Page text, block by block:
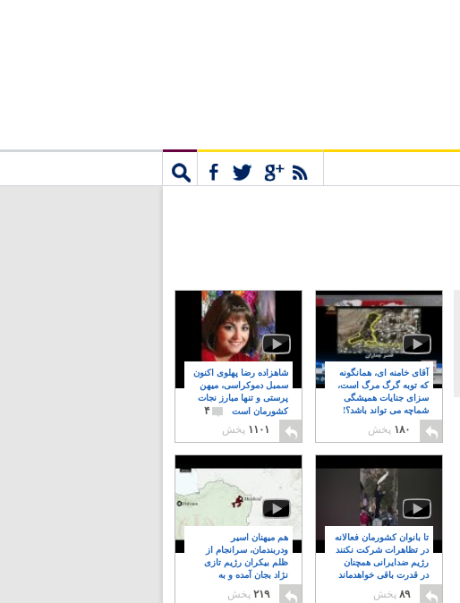
شاهزاده رضا پهلوی اکنون
سمبل دموکراسی، میهن
پرستی و تنها مبارز نجات
کشورمان است
۴
۱۱۰۱ پخش
آقای خامنه ای، همانگونه
که توبه گرگ مرگ است،
سزای جنایات همیشگی
شماچه می تواند باشد؟!
۸
۱۸۰ پخش
هم میهنان اسیر
ودربندمان، سرانجام از
ظلم بیکران رژیم تازی
نژاد بجان آمده و به
۲۱۹ پخش
تا بانوان کشورمان فعالانه
در تظاهرات شرکت نکنند
رژیم ضدایرانی همچنان
در قدرت باقی خواهدماند
۸
۸۹ پخش